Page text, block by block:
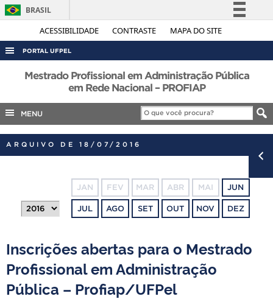
ACESSIBILIDADE CONTRASTE MAPA DO SITE
BRASIL
Simplifique!
Acesso à informação
Legislação
Canais
PORTAL UFPEL
ACESSO À INFORMAÇÃO
COBALTO
CONCURSOS
PORTARIAS
Mestrado Profissional em Administração Pública
em Rede Nacional – PROFIAP
MENU
ARQUIVO DE 18/07/2016
JAN FEV MAR ABR MAI JUN
JUL AGO SET OUT NOV DEZ
Inscrições abertas para o Mestrado
Profissional em Administração
Pública – Profiap/UFPel